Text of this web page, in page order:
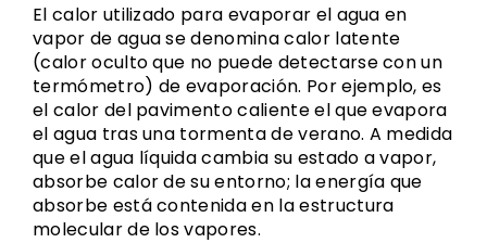
El calor utilizado para evaporar el agua en
vapor de agua se denomina calor latente
(calor oculto que no puede detectarse con un
termómetro) de evaporación. Por ejemplo, es
el calor del pavimento caliente el que evapora
el agua tras una tormenta de verano. A medida
que el agua líquida cambia su estado a vapor,
absorbe calor de su entorno; la energía que
absorbe está contenida en la estructura
molecular de los vapores.